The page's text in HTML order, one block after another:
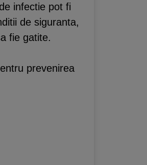
infectie pot fi
de siguranta,
fie gatite.
prevenirea